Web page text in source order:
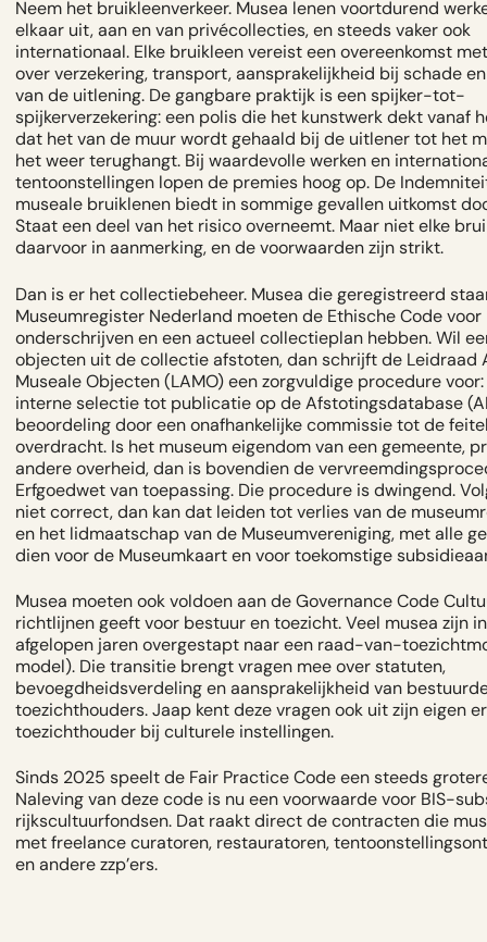
Neem het bruikleenverkeer. Musea lenen voortdurend
elkaar uit, aan en van privécollecties, en steeds vaker ook
internationaal. Elke bruikleen vereist een overeenkomst
over verzekering, transport, aansprakelijkheid bij schade
van de uitlening. De gangbare praktijk is een spijker-tot-
spijkerverzekering: een polis die het kunstwerk dekt vanaf
dat het van de muur wordt gehaald bij de uitlener tot het
het weer terughangt. Bij waardevolle werken en
tentoonstellingen lopen de premies hoog op. De
museale bruiklenen biedt in sommige gevallen uitkomst
Staat een deel van het risico overneemt. Maar niet elke
daarvoor in aanmerking, en de voorwaarden zijn strikt.
Dan is er het collectiebeheer. Musea die geregistreerd
Museumregister Nederland moeten de Ethische Code voor
onderschrijven en een actueel collectieplan hebben. Wil
objecten uit de collectie afstoten, dan schrijft de Leidraad
Museale Objecten (LAMO) een zorgvuldige procedure
interne selectie tot publicatie op de Afstotingsdatabase
beoordeling door een onafhankelijke commissie tot de
overdracht. Is het museum eigendom van een gemeente,
andere overheid, dan is bovendien de
Erfgoedwet van toepassing. Die procedure is dwingend.
niet correct, dan kan dat leiden tot verlies van de
en het lidmaatschap van de Museumvereniging, met alle
dien voor de Museumkaart en voor toekomstige
Musea moeten ook voldoen aan de Governance Code
richtlijnen geeft voor bestuur en toezicht. Veel musea zijn
afgelopen jaren overgestapt naar een raad-van-
model). Die transitie brengt vragen mee over statuten,
bevoegdheidsverdeling en aansprakelijkheid van
toezichthouders. Jaap kent deze vragen ook uit zijn eigen
toezichthouder bij culturele instellingen.
Sinds 2025 speelt de Fair Practice Code een steeds
Naleving van deze code is nu een voorwaarde voor BIS-
rijkscultuurfondsen. Dat raakt direct de contracten die
met freelance curatoren, restauratoren,
en andere zzp’ers.